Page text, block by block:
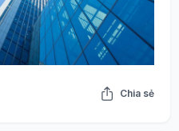
Chia sẻ